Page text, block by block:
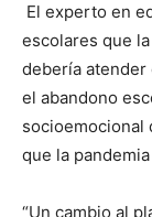
El experto en
escolares que
debería atender
el abandono
socioemocional
que la
“Un cambio al